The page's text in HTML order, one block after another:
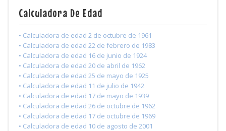
Calculadora De Edad
• Calculadora de edad 2 de octubre de 1961
• Calculadora de edad 22 de febrero de 1983
• Calculadora de edad 16 de junio de 1924
• Calculadora de edad 20 de abril de 1962
• Calculadora de edad 25 de mayo de 1925
• Calculadora de edad 11 de julio de 1942
• Calculadora de edad 17 de mayo de 1939
• Calculadora de edad 26 de octubre de 1962
• Calculadora de edad 17 de octubre de 1969
• Calculadora de edad 10 de agosto de 2001